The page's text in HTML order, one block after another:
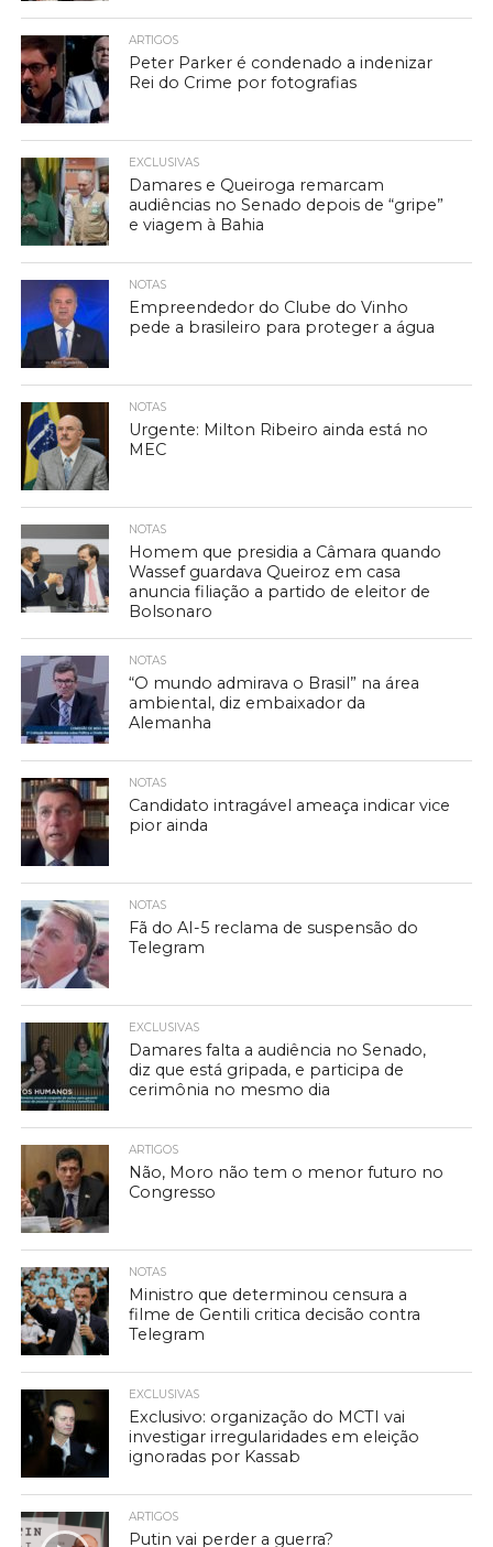
ARTIGOS
Peter Parker é condenado a indenizar
Rei do Crime por fotografias
EXCLUSIVAS
Damares e Queiroga remarcam
audiências no Senado depois de “gripe”
e viagem à Bahia
NOTAS
Empreendedor do Clube do Vinho
pede a brasileiro para proteger a água
NOTAS
Urgente: Milton Ribeiro ainda está no
MEC
NOTAS
Homem que presidia a Câmara quando
Wassef guardava Queiroz em casa
anuncia filiação a partido de eleitor de
Bolsonaro
NOTAS
“O mundo admirava o Brasil” na área
ambiental, diz embaixador da
Alemanha
NOTAS
Candidato intragável ameaça indicar vice
pior ainda
NOTAS
Fã do AI-5 reclama de suspensão do
Telegram
EXCLUSIVAS
Damares falta a audiência no Senado,
diz que está gripada, e participa de
cerimônia no mesmo dia
ARTIGOS
Não, Moro não tem o menor futuro no
Congresso
NOTAS
Ministro que determinou censura a
filme de Gentili critica decisão contra
Telegram
EXCLUSIVAS
Exclusivo: organização do MCTI vai
investigar irregularidades em eleição
ignoradas por Kassab
ARTIGOS
Putin vai perder a guerra?